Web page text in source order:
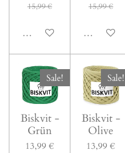
15,99 €
In den Warenkorb
15,99 €
In den
Sale!
Biskvit -
Grün
13,99 €
Sale!
Biskvit -
Olive
13,99 €